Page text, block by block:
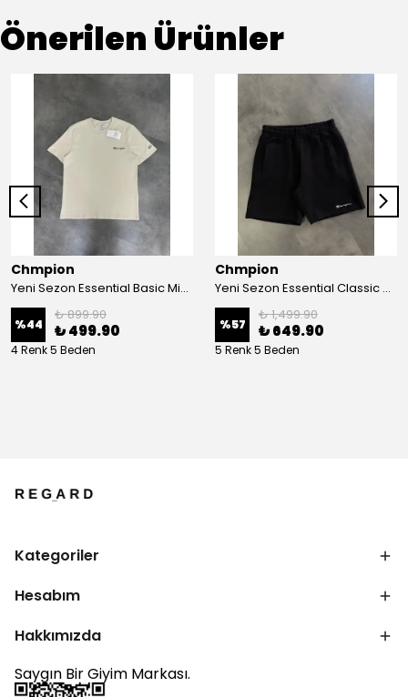
Önerilen Ürünler
Chmpion
Yeni Sezon Essential Basic Mini Logo T-shirt
%44
₺ 899.90
₺ 499.90
4 Renk 5 Beden
Chmpion
Yeni Sezon Essential Classic Basic Mini Logo Şort
%57
₺ 1,499.90
₺ 649.90
5 Renk 5 Beden
Kategoriler
Hesabım
Hakkımızda
Saygın Bir Giyim Markası.